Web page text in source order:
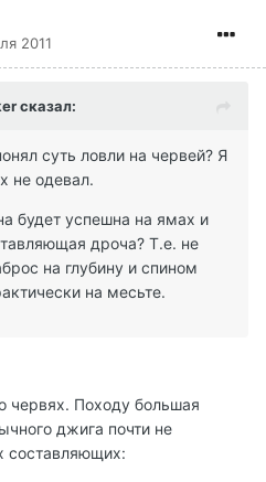
2011
сказал:
суть ловли на червей? Я
не одевал.
будет успешна на ямах и
дроча? Т.е. не
на глубину и спином
на месьте.
червях. Походу большая
джига почти не
составляющих: